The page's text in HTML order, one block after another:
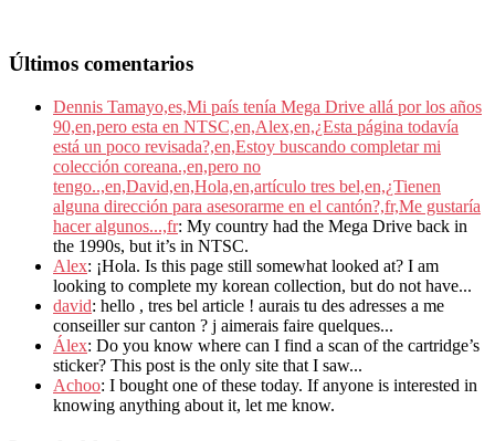
Últimos comentarios
Dennis Tamayo,es,Mi país tenía Mega Drive allá por los años
90,en,pero esta en NTSC,en,Alex,en,¿Esta página todavía
está un poco revisada?,en,Estoy buscando completar mi
colección coreana.,en,pero no
tengo..,en,David,en,Hola,en,artículo tres bel,en,¿Tienen
alguna dirección para asesorarme en el cantón?,fr,Me gustaría
hacer algunos...,fr: My country had the Mega Drive back in
the 1990s, but it’s in NTSC.
Alex: ¡Hola. Is this page still somewhat looked at? I am
looking to complete my korean collection, but do not have...
david: hello , tres bel article ! aurais tu des adresses a me
conseiller sur canton ? j aimerais faire quelques...
Álex: Do you know where can I find a scan of the cartridge’s
sticker? This post is the only site that I saw...
Achoo: I bought one of these today. If anyone is interested in
knowing anything about it, let me know.